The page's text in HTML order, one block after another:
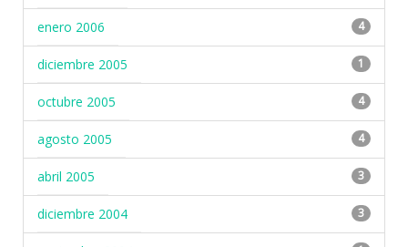
enero 2006 4
diciembre 2005 1
octubre 2005 4
agosto 2005 4
abril 2005 3
diciembre 2004 3